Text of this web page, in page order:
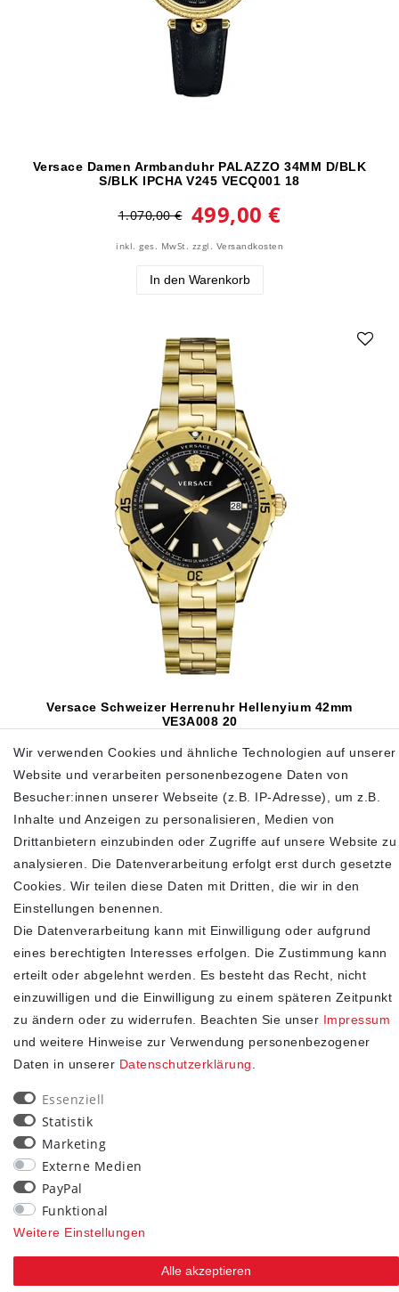
Versace Damen Armbanduhr PALAZZO 34MM D/BLK
S/BLK IPCHA V245 VECQ001 18
1.070,00 € 499,00 €
inkl. ges. MwSt. zzgl. Versandkosten
In den Warenkorb
Versace Schweizer Herrenuhr Hellenyium 42mm
VE3A008 20
910,00 € 399,00 €
In den Warenkorb
SHOP
Daten­schutz­erklärung
AGB
Widerrufs­recht
Kontakt
Vertrag widerrufen
STAY CONNECTED
Wir verwenden Cookies und ähnliche Technologien auf unserer
Website und verarbeiten personenbezogene Daten von
Besucher:innen unserer Webseite (z.B. IP-Adresse), um z.B.
Inhalte und Anzeigen zu personalisieren, Medien von
Drittanbietern einzubinden oder Zugriffe auf unsere Website zu
analysieren. Die Datenverarbeitung erfolgt erst durch gesetzte
Cookies. Wir teilen diese Daten mit Dritten, die wir in den
Einstellungen benennen.
Die Datenverarbeitung kann mit Einwilligung oder aufgrund
eines berechtigten Interesses erfolgen. Die Zustimmung kann
erteilt oder abgelehnt werden. Es besteht das Recht, nicht
einzuwilligen und die Einwilligung zu einem späteren Zeitpunkt
zu ändern oder zu widerrufen. Beachten Sie unser Impressum
und weitere Hinweise zur Verwendung personenbezogener
Daten in unserer Daten­schutz­erklärung
Essenziell
Statistik
Marketing
Externe Medien
PayPal
Funktional
Weitere Einstellungen
Alle akzeptieren